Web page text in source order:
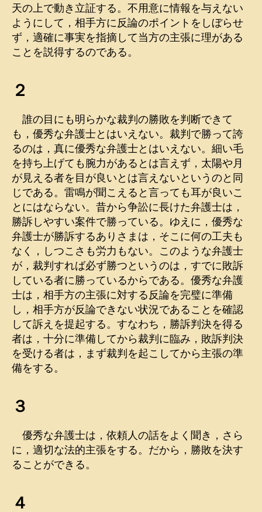
天の上で動き立証する。不用意に情報を与えない
ようにして，相手方に反論のポイントをしぼらせ
ず，適確に事実を指摘して当方の主張に理がある
ことを説得するのである。
２
誰の目にも明らかな裁判の勝敗を判断できて
も，優秀な弁護士とはいえない。裁判で勝って誇
るのは，真に優秀な弁護士とはいえない。細い毛
を持ち上げても腕力があるとは言えず，太陽や月
が見える者を目が良いとは言えないというのと同
じである。雷鳴が聞こえると言っても耳が良いこ
とにはならない。昔から争訟に長けた弁護士は，
勝訴しやすい案件で勝っている。ゆえに，優秀な
弁護士が勝訴するありさまは，そこに何の工夫も
なく，しつこさも労力もない。このような弁護士
が，裁判すれば必ず勝つというのは，すでに敗訴
している者に勝っているからである。優秀な弁護
士は，相手方の主張に対する反論を完璧に準備
し，相手方が反論できない状況であることを確認
して訴えを提起する。すなわち，勝訴判決を得る
者は，十分に準備してから裁判に臨み，敗訴判決
を受ける者は，まず裁判を起こしてから主張の準
備をする。
３
優秀な弁護士は，依頼人の話をよく聞き，さら
に，適切な法的主張をする。だから，勝敗を決す
ることができる。
４